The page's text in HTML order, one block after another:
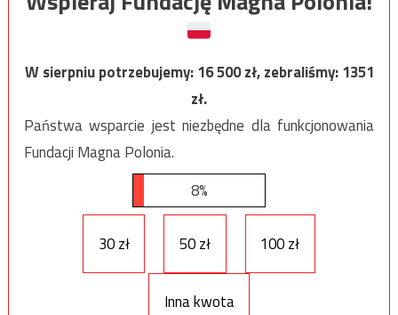
W sierpniu potrzebujemy:16 500zł, zebraliśmy:1351
zł.
Państwa wsparcie jest niezbędne dla funkcjonowania
Fundacji Magna Polonia.
8%
30 zł 50 zł 100 zł
Inna kwota